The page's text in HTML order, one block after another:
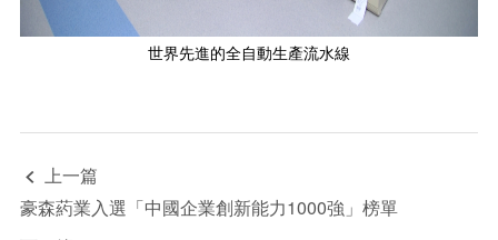
世界先進的全自動生產流水線
 上一篇
豪森葯業入選「中國企業創新能力1000強」榜單